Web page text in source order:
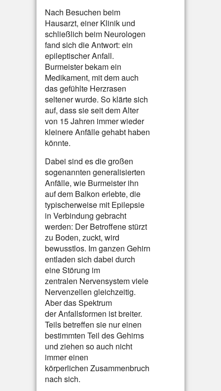
Nach Besuchen beim
Hausarzt, einer Klinik und
schließlich beim Neurologen
fand sich die Antwort: ein
epileptischer Anfall.
Burmeister bekam ein
Medikament, mit dem auch
das gefühlte Herzrasen
seltener wurde. So klärte sich
auf, dass sie seit dem Alter
von 15 Jahren immer wieder
kleinere Anfälle gehabt haben
könnte.
Dabei sind es die großen
sogenannten generalisierten
Anfälle, wie Burmeister ihn
auf dem Balkon erlebte, die
typischerweise mit Epilepsie
in Verbindung gebracht
werden: Der Betroffene stürzt
zu Boden, zuckt, wird
bewusstlos. Im ganzen Gehirn
entladen sich dabei durch
eine Störung im
zentralen Nervensystem viele
Nervenzellen gleichzeitig.
Aber das Spektrum
der Anfallsformen ist breiter.
Teils betreffen sie nur einen
bestimmten Teil des Gehirns
und ziehen so auch nicht
immer einen
körperlichen Zusammenbruch
nach sich.